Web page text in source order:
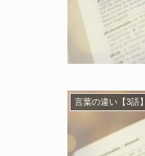
言葉の違い【3語】